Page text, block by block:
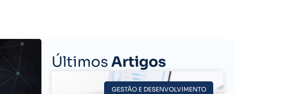
ÚltimosArtigos
GESTÃO E DESENVOLVIMENTO